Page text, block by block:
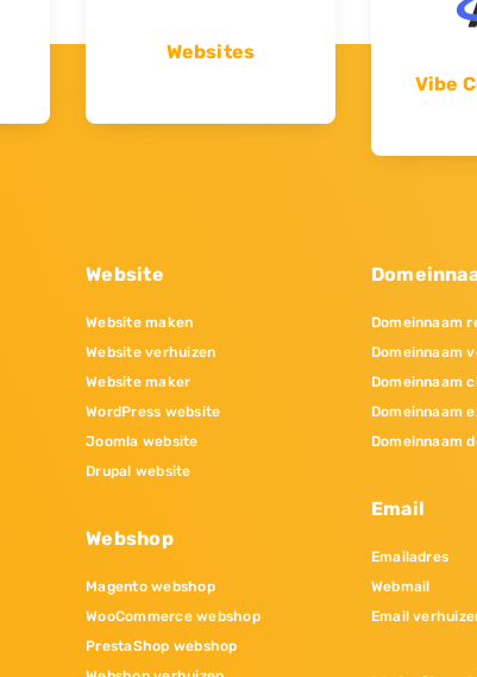
Websites
Vibe
Website
Website maken
Website verhuizen
Website maker
WordPress website
Joomla website
Drupal website
Webshop
Magento webshop
WooCommerce webshop
PrestaShop webshop
Domeinnaam
Domeinnaam
Domeinnaam
Domeinnaam
Domeinnaam
Email
Emailadres
Webmail
Email